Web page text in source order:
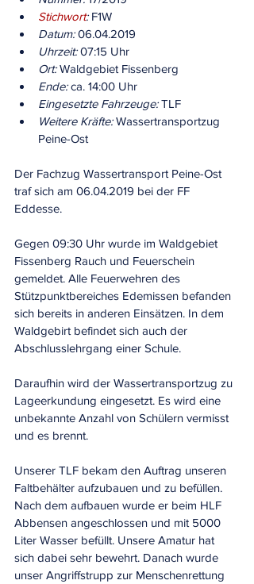
Stichwort: F1W
Datum: 06.04.2019
Uhrzeit: 07:15 Uhr
Ort: Waldgebiet Fissenberg
Ende: ca. 14:00 Uhr
Eingesetzte Fahrzeuge: TLF
Weitere Kräfte: Wassertransportzug
Peine-Ost
Der Fachzug Wassertransport Peine-Ost
traf sich am 06.04.2019 bei der FF
Eddesse.
Gegen 09:30 Uhr wurde im Waldgebiet
Fissenberg Rauch und Feuerschein
gemeldet. Alle Feuerwehren des
Stützpunktbereiches Edemissen befanden
sich bereits in anderen Einsätzen. In dem
Waldgebirt befindet sich auch der
Abschlusslehrgang einer Schule.
Daraufhin wird der Wassertransportzug zu
Lageerkundung eingesetzt. Es wird eine
unbekannte Anzahl von Schülern vermisst
und es brennt.
Unserer TLF bekam den Auftrag unseren
Faltbehälter aufzubauen und zu befüllen.
Nach dem aufbauen wurde er beim HLF
Abbensen angeschlossen und mit 5000
Liter Wasser befüllt. Unsere Amatur hat
sich dabei sehr bewehrt. Danach wurde
unser Angriffstrupp zur Menschenrettung